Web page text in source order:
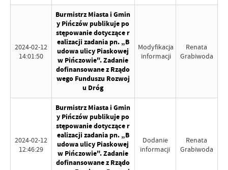
2024-02-12
14:01:50
Burmistrz Miasta i Gmin
y Pińczów publikuje po
stępowanie dotyczące r
ealizacji zadania pn. „B
udowa ulicy Piaskowej
w Pińczowie". Zadanie
dofinansowane z Rządo
wego Funduszu Rozwoj
u Dróg
Modyfikacja
informacji
Renata
Grabiwoda
2024-02-12
12:46:29
Burmistrz Miasta i Gmin
y Pińczów publikuje po
stępowanie dotyczące r
ealizacji zadania pn. „B
udowa ulicy Piaskowej
w Pińczowie". Zadanie
dofinansowane z Rządo
Dodanie
informacji
Renata
Grabiwoda